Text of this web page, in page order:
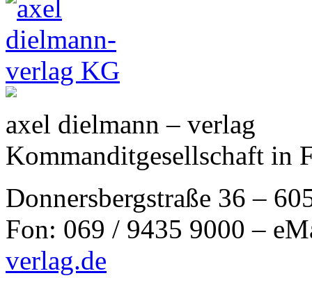
axel dielmann – verlag
Kommanditgesellschaft in
Donnersbergstraße 36 –
Fon: 069 / 9435 9000 –
verlag.de